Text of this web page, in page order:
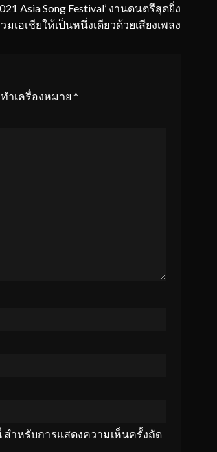
Asia Song Festival’ งานดนตรีสุดยิ่ง
เอเชียให้เป็นหนึ่งเดียวด้วยเสียงเพลง
ำเครื่องหมาย *
สำหรับการแสดงความเห็นครั้งถัด